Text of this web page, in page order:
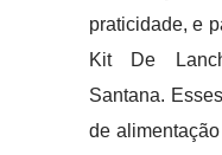
praticidade, e
Kit De
Santana.
de